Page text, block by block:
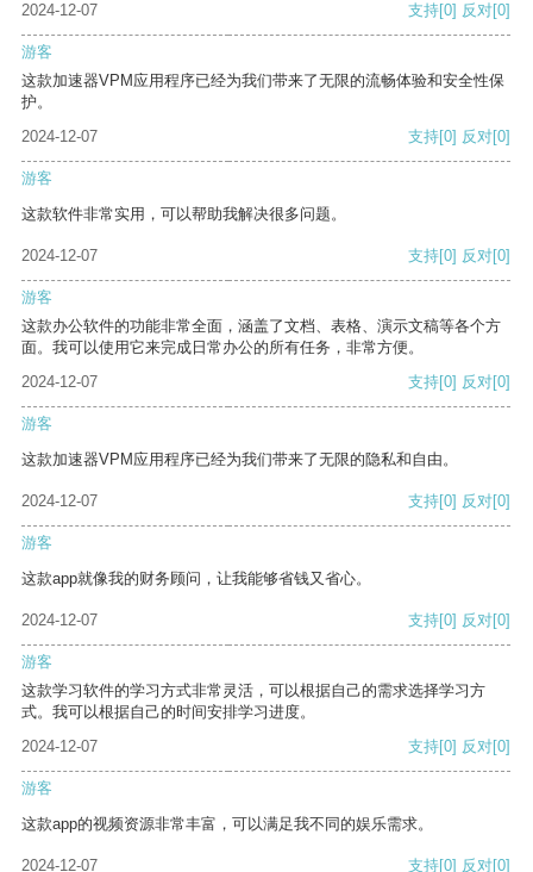
2024-12-07 支持[0] 反对[0]
游客
这款加速器VPM应用程序已经为我们带来了无限的流畅体验和安全性保
护。
2024-12-07
支持[0] 反对[0]
游客
这款软件非常实用，可以帮助我解决很多问题。
2024-12-07 支持[0] 反对[0]
游客
这款办公软件的功能非常全面，涵盖了文档、表格、演示文稿等各个方
面。我可以使用它来完成日常办公的所有任务，非常方便。
2024-12-07
支持[0] 反对[0]
游客
这款加速器VPM应用程序已经为我们带来了无限的隐私和自由。
2024-12-07 支持[0] 反对[0]
游客
这款app就像我的财务顾问，让我能够省钱又省心。
2024-12-07 支持[0] 反对[0]
游客
这款学习软件的学习方式非常灵活，可以根据自己的需求选择学习方
式。我可以根据自己的时间安排学习进度。
2024-12-07
支持[0] 反对[0]
游客
这款app的视频资源非常丰富，可以满足我不同的娱乐需求。
2024-12-07 支持[0] 反对[0]